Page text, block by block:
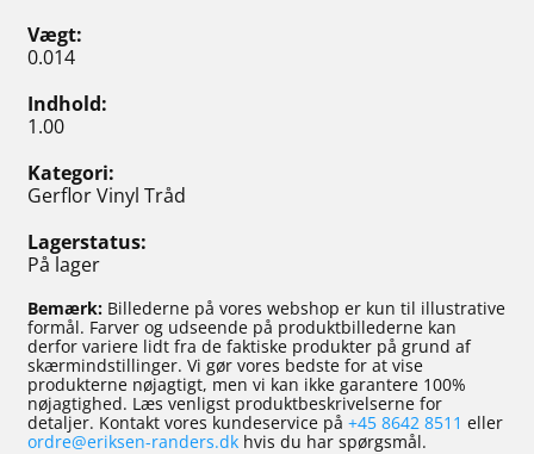
Vægt
0.014
Indhold
1.00
Kategori
Gerflor Vinyl Tråd
Lagerstatus
På lager
Bemærk: Billederne på vores webshop er kun til illustrative
formål. Farver og udseende på produktbillederne kan
derfor variere lidt fra de faktiske produkter på grund af
skærmindstillinger. Vi gør vores bedste for at vise
produkterne nøjagtigt, men vi kan ikke garantere 100%
nøjagtighed. Læs venligst produktbeskrivelserne for
detaljer. Kontakt vores kundeservice på +45 8642 8511 eller
ordre@eriksen-randers.dk hvis du har spørgsmål.